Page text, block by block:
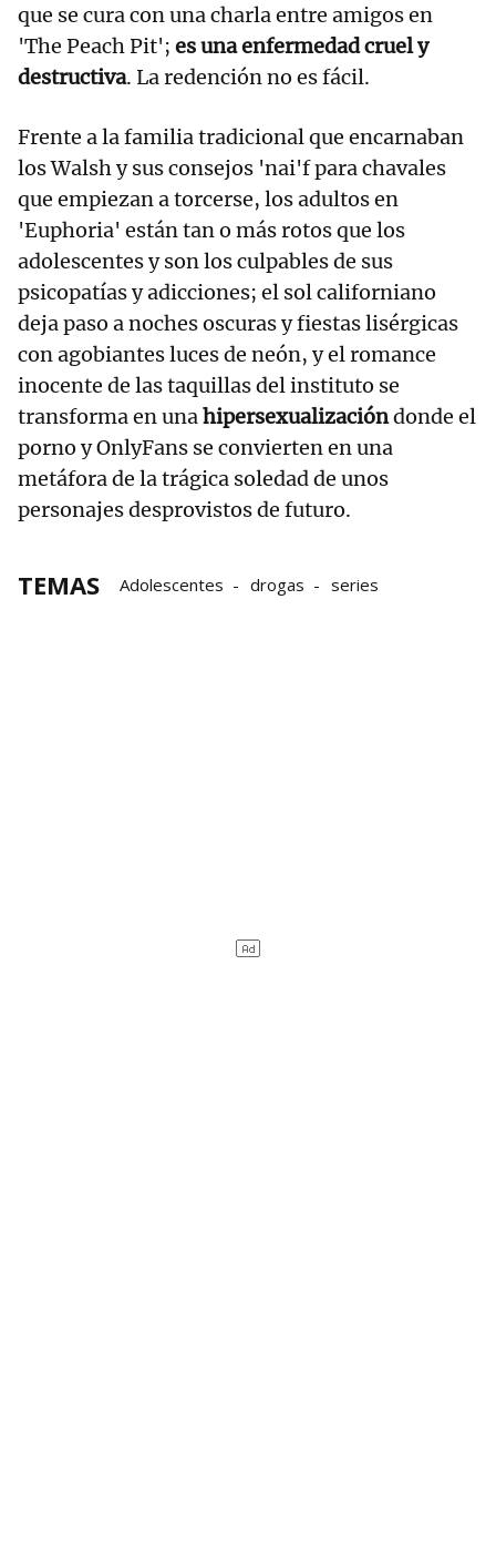
que se cura con una charla entre amigos en
'The Peach Pit'; es una enfermedad cruel y
destructiva. La redención no es fácil.
Frente a la familia tradicional que encarnaban
los Walsh y sus consejos 'nai'f para chavales
que empiezan a torcerse, los adultos en
'Euphoria' están tan o más rotos que los
adolescentes y son los culpables de sus
psicopatías y adicciones; el sol californiano
deja paso a noches oscuras y fiestas lisérgicas
con agobiantes luces de neón, y el romance
inocente de las taquillas del instituto se
transforma en unahipersexualizacióndonde el
porno y OnlyFans se convierten en una
metáfora de la trágica soledad de unos
personajes desprovistos de futuro.
TEMAS Adolescentes drogas series